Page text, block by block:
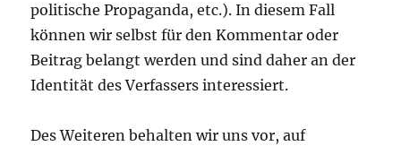
politische Propaganda, etc.). In diesem Fall
können wir selbst für den Kommentar oder
Beitrag belangt werden und sind daher an der
Identität des Verfassers interessiert.
Des Weiteren behalten wir uns vor, auf